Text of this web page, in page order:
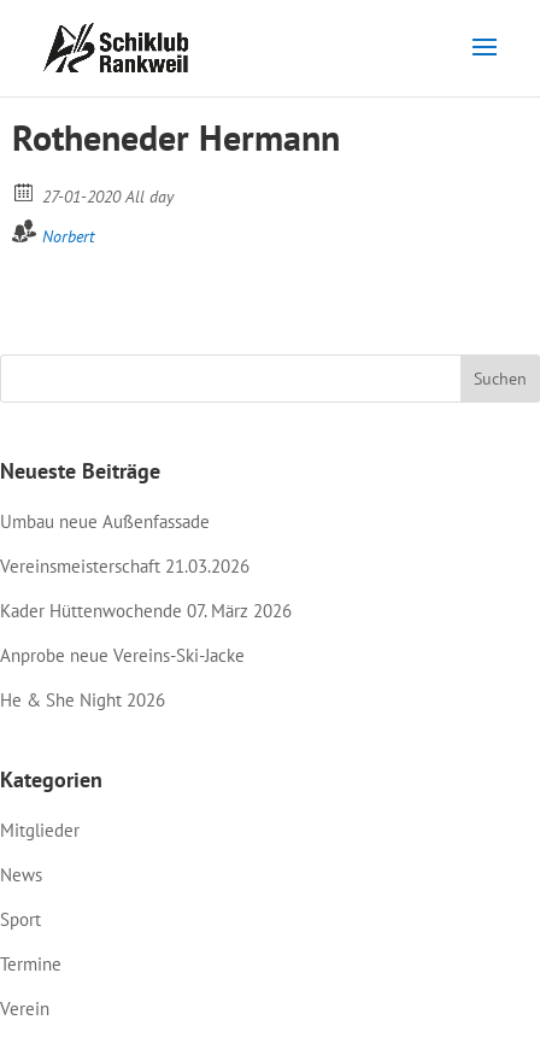
Rotheneder Hermann
27-01-2020 All day
Norbert
Neueste Beiträge
Umbau neue Außenfassade
Vereinsmeisterschaft 21.03.2026
Kader Hüttenwochende 07. März 2026
Anprobe neue Vereins-Ski-Jacke
He & She Night 2026
Kategorien
Mitglieder
News
Sport
Termine
Verein